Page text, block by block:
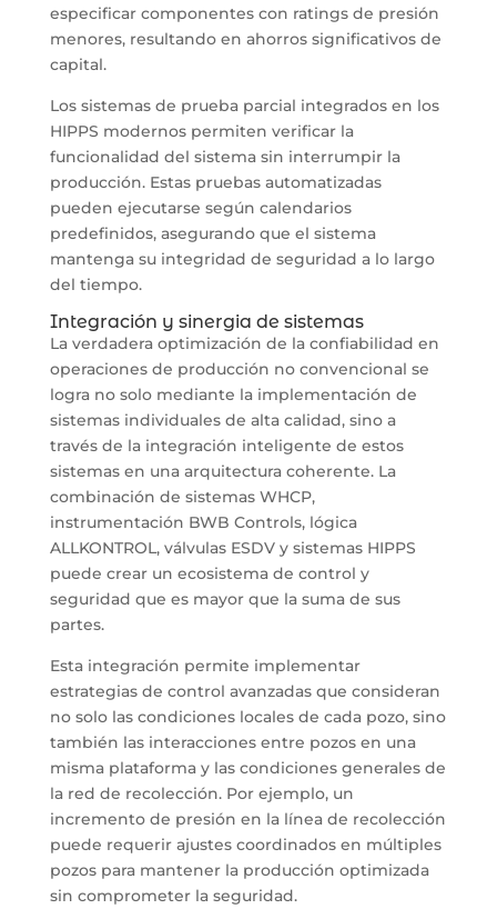
especificar componentes con ratings de presión
menores, resultando en ahorros significativos de
capital.
Los sistemas de prueba parcial integrados en los
HIPPS modernos permiten verificar la
funcionalidad del sistema sin interrumpir la
producción. Estas pruebas automatizadas
pueden ejecutarse según calendarios
predefinidos, asegurando que el sistema
mantenga su integridad de seguridad a lo largo
del tiempo.
Integración y sinergia de sistemas
La verdadera optimización de la confiabilidad en
operaciones de producción no convencional se
logra no solo mediante la implementación de
sistemas individuales de alta calidad, sino a
través de la integración inteligente de estos
sistemas en una arquitectura coherente. La
combinación de sistemas WHCP,
instrumentación BWB Controls, lógica
ALLKONTROL, válvulas ESDV y sistemas HIPPS
puede crear un ecosistema de control y
seguridad que es mayor que la suma de sus
partes.
Esta integración permite implementar
estrategias de control avanzadas que consideran
no solo las condiciones locales de cada pozo, sino
también las interacciones entre pozos en una
misma plataforma y las condiciones generales de
la red de recolección. Por ejemplo, un
incremento de presión en la línea de recolección
puede requerir ajustes coordinados en múltiples
pozos para mantener la producción optimizada
sin comprometer la seguridad.